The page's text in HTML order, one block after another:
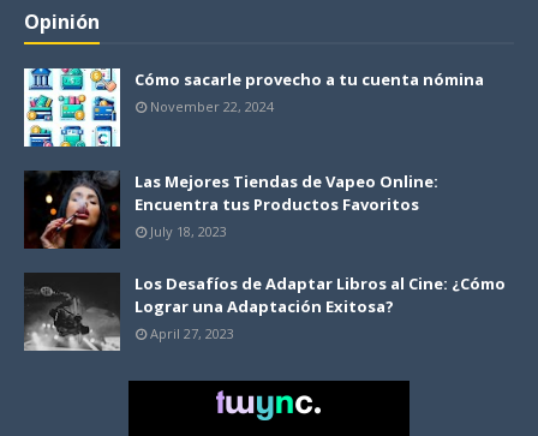
Opinión
Cómo sacarle provecho a tu cuenta nómina
November 22, 2024
Las Mejores Tiendas de Vapeo Online:
Encuentra tus Productos Favoritos
July 18, 2023
Los Desafíos de Adaptar Libros al Cine: ¿Cómo
Lograr una Adaptación Exitosa?
April 27, 2023